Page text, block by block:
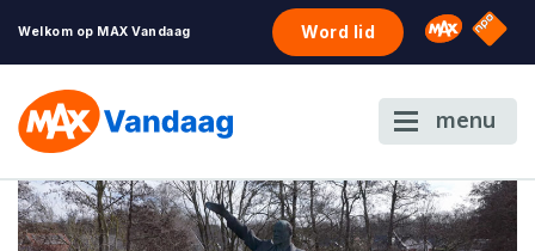
Welkom op MAX Vandaag Word lid Omroep
NPO
menu